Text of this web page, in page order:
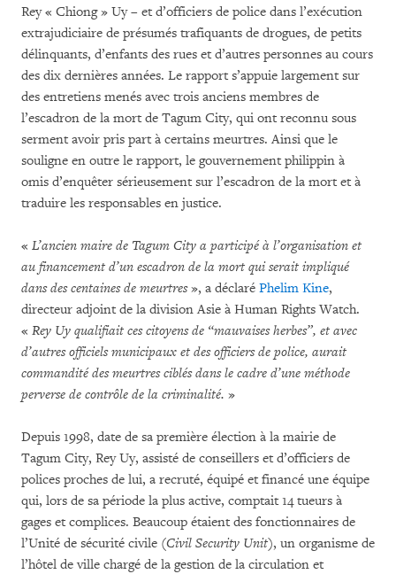
Rey « Chiong » Uy – et d’officiers de police dans l’exécution
extrajudiciaire de présumés trafiquants de drogues, de petits
délinquants, d’enfants des rues et d’autres personnes au cours
des dix dernières années. Le rapport s’appuie largement sur
des entretiens menés avec trois anciens membres de
l’escadron de la mort de Tagum City, qui ont reconnu sous
serment avoir pris part à certains meurtres. Ainsi que le
souligne en outre le rapport, le gouvernement philippin à
omis d’enquêter sérieusement sur l’escadron de la mort et à
traduire les responsables en justice.
« L’ancien maire de Tagum City a participé à l’organisation et
au financement d’un escadron de la mort qui serait impliqué
dans des centaines de meurtres», a déclaré Phelim Kine,
directeur adjoint de la division Asie à Human Rights Watch.
« Rey Uy qualifiait ces citoyens de “mauvaises herbes”, et avec
d’autres officiels municipaux et des officiers de police, aurait
commandité des meurtres ciblés dans le cadre d’une méthode
perverse de contrôle de la criminalité. »
Depuis 1998, date de sa première élection à la mairie de
Tagum City, Rey Uy, assisté de conseillers et d’officiers de
polices proches de lui, a recruté, équipé et financé une équipe
qui, lors de sa période la plus active, comptait 14 tueurs à
gages et complices. Beaucoup étaient des fonctionnaires de
l’Unité de sécurité civile (Civil Security Unit), un organisme de
l’hôtel de ville chargé de la gestion de la circulation et